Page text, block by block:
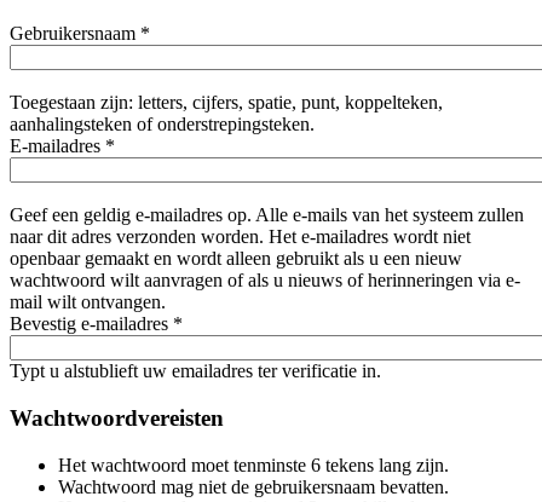
Gebruikersnaam *
Toegestaan zijn: letters, cijfers, spatie, punt, koppelteken,
aanhalingsteken of onderstrepingsteken.
E-mailadres *
Geef een geldig e-mailadres op. Alle e-mails van het systeem zullen
naar dit adres verzonden worden. Het e-mailadres wordt niet
openbaar gemaakt en wordt alleen gebruikt als u een nieuw
wachtwoord wilt aanvragen of als u nieuws of herinneringen via e-
mail wilt ontvangen.
Bevestig e-mailadres *
Typt u alstublieft uw emailadres ter verificatie in.
Wachtwoordvereisten
Het wachtwoord moet tenminste 6 tekens lang zijn.
Wachtwoord mag niet de gebruikersnaam bevatten.